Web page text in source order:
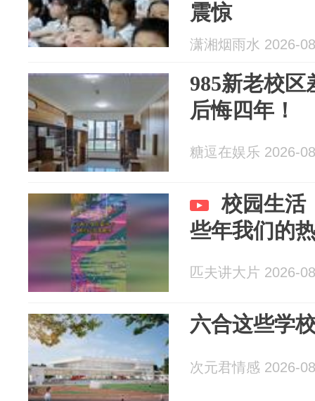
震惊
潇湘烟雨水 2026-
985新老校区
后悔四年！
糖逗在娱乐 2026-
校园生活
些年我们的
匹夫讲大片 2026-
六合这些学
次元君情感 2026-